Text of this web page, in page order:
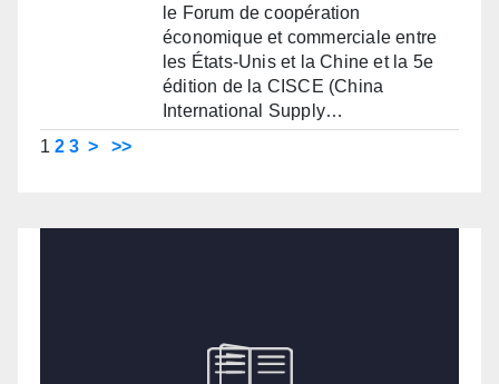
le Forum de coopération
économique et commerciale entre
les États-Unis et la Chine et la 5e
édition de la CISCE (China
International Supply…
1 2 3 > >>